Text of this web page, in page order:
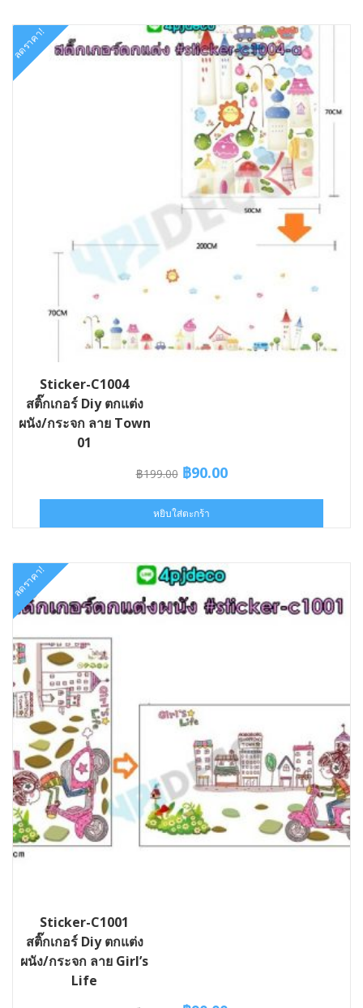
ลดราคา!
Sticker-C1004
สติ๊กเกอร์ Diy ตกแต่ง
ผนัง/กระจก ลาย Town
01
฿199.00 Original
was:
฿90.00Current
หยิบใส่ตะกร้า
ลดราคา!
Sticker-C1001
สติ๊กเกอร์ Diy ตกแต่ง
ผนัง/กระจก ลาย Girl’s
Life